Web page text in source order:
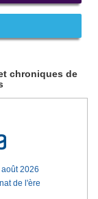
chroniques de
2026
de l'ère